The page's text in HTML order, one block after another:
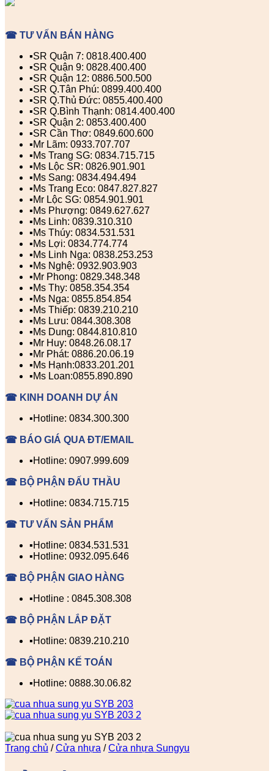
☎ TƯ VẤN BÁN HÀNG
▪️SR Quận 7: 0818.400.400
▪️SR Quận 9: 0828.400.400
▪️SR Quận 12: 0886.500.500
▪️SR Q.Tân Phú: 0899.400.400
▪️SR Q.Thủ Đức: 0855.400.400
▪️SR Q.Bình Thạnh: 0814.400.400
▪️SR Quận 2: 0853.400.400
▪️SR Cần Thơ: 0849.600.600
▪️Mr Lãm: 0933.707.707
▪️Ms Trang SG: 0834.715.715
▪️Ms Lộc SR: 0826.901.901
▪️Ms Sang: 0834.494.494
▪️Ms Trang Eco: 0847.827.827
▪️Mr Lộc SG: 0854.901.901
▪️Ms Phượng: 0849.627.627
▪️Ms Linh: 0839.310.310
▪️Ms Thúy: 0834.531.531
▪️Ms Lợi: 0834.774.774
▪️Ms Linh Nga: 0838.253.253
▪️Ms Nghệ: 0932.903.903
▪️Mr Phong: 0829.348.348
▪️Ms Thy: 0858.354.354
▪️Ms Nga: 0855.854.854
▪️Ms Thiếp: 0839.210.210
▪️Ms Lưu: 0844.308.308
▪️Ms Dung: 0844.810.810
▪️Mr Huy: 0848.26.08.17
▪️Mr Phát: 0886.20.06.19
▪️Ms Hạnh:0833.201.201
▪️Ms Loan:0855.890.890
☎ KINH DOANH DỰ ÁN
▪️Hotline: 0834.300.300
☎ BÁO GIÁ QUA ĐT/EMAIL
▪️Hotline: 0907.999.609
☎ BỘ PHẬN ĐẤU THẦU
▪️Hotline: 0834.715.715
☎ TƯ VẤN SẢN PHẨM
▪️Hotline: 0834.531.531
▪️Hotline: 0932.095.646
☎ BỘ PHẬN GIAO HÀNG
▪️Hotline : 0845.308.308
☎ BỘ PHẬN LẮP ĐẶT
▪️Hotline: 0839.210.210
☎ BỘ PHẬN KẾ TOÁN
▪️Hotline: 0888.30.06.82
Trang chủ / Cửa nhựa / Cửa nhựa Sungyu